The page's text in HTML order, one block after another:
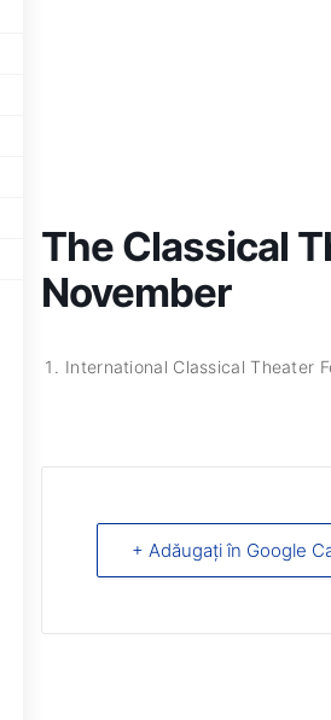
The Classical
November
International Classical Theater
+ Adăugați în Google